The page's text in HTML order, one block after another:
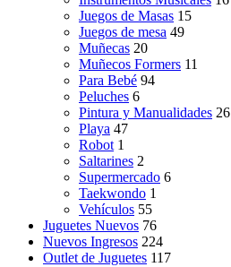
Juegos de Masas 15
Juegos de mesa 49
Muñecas 20
Muñecos Formers 11
Para Bebé 94
Peluches 6
Pintura y Manualidades 26
Playa 47
Robot 1
Saltarines 2
Supermercado 6
Taekwondo 1
Vehículos 55
Juguetes Nuevos 76
Nuevos Ingresos 224
Outlet de Juguetes 117